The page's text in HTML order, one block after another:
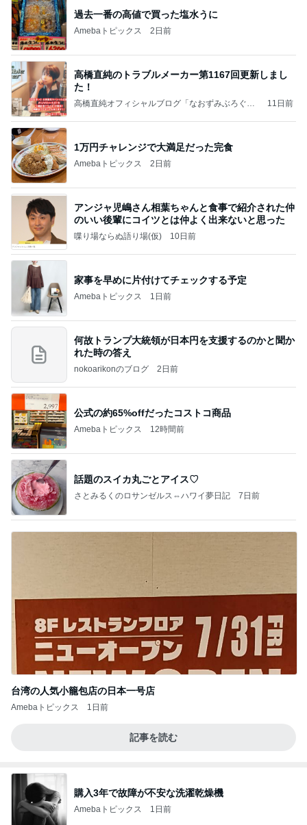
過去一番の高値で買った塩水うに
Amebaトピックス 2日前
高橋直純のトラブルメーカー第1167回更新しまし
た！
高橋直純オフィシャルブログ「なおずみぶろぐ」
11日前
1万円チャレンジで大満足だった完食
Amebaトピックス 2日前
アンジャ児嶋さん相葉ちゃんと食事で紹介された仲
のいい後輩にコイツとは仲よく出来ないと思った
喋り場ならぬ語り場(仮) 10日前
家事を早めに片付けてチェックする予定
Amebaトピックス 1日前
何故トランプ大統領が日本円を支援するのかと聞か
れた時の答え
nokoarikonのブログ 2日前
公式の約65%offだったコストコ商品
Amebaトピックス 12時間前
話題のスイカ丸ごとアイス♡
さとみるくのロサンゼルス⇔ハワイ夢日記 7日前
台湾の人気小籠包店の日本一号店
Amebaトピックス 1日前
記事を読む
購入3年で故障が不安な洗濯乾燥機
Amebaトピックス 1日前